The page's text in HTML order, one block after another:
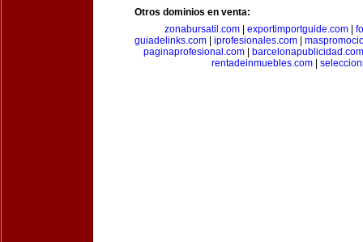
Otros dominios en venta:
zonabursatil.com
exportimportguide.com
guiadelinks.com
iprofesionales.com
paginaprofesional.com|
barcelonapublicidad.com
rentadeinmuebles.com|